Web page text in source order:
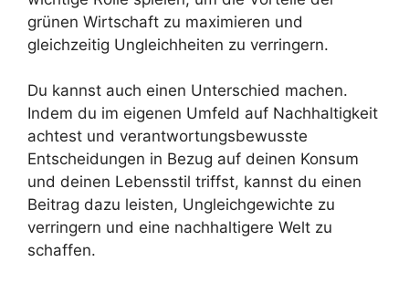
grünen Wirtschaft zu maximieren und
gleichzeitig Ungleichheiten zu verringern.
Du kannst auch einen Unterschied machen.
Indem du im eigenen Umfeld auf Nachhaltigkeit
achtest und verantwortungsbewusste
Entscheidungen in Bezug auf deinen Konsum
und deinen Lebensstil triffst, kannst du einen
Beitrag dazu leisten, Ungleichgewichte zu
verringern und eine nachhaltigere Welt zu
schaffen.